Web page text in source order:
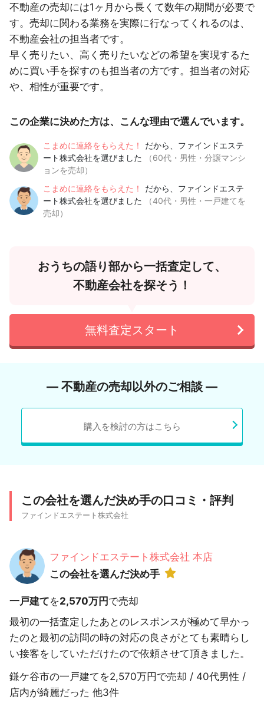
不動産の売却には1ヶ月から長くて数年の期間が必要で
す。売却に関わる業務を実際に行なってくれるのは、
不動産会社の担当者です。
早く売りたい、高く売りたいなどの希望を実現するた
めに買い手を探すのも担当者の方です。担当者の対応
や、相性が重要です。
この企業に決めた方は、こんな理由で選んでいます。
こまめに連絡をもらえた！
だから、ファインドエステ
ート株式会社を選びました
（60代・男性・分譲マンシ
ョンを売却）
こまめに連絡をもらえた！
だから、ファインドエステ
ート株式会社を選びました
（40代・男性・一戸建てを
売却）
おうちの語り部から一括査定して、
不動産会社を探そう！
無料査定スタート
― 不動産の売却以外のご相談 ―
購入を検討の方はこちら
この会社を選んだ決め手の口コミ・評判
ファインドエステート株式会社
ファインドエステート株式会社 本店
この会社を選んだ決め手
一戸建てを2,570万円で売却
最初の一括査定したあとのレスポンスが極めて早かっ
たのと最初の訪問の時の対応の良さがとても素晴らし
い接客をしていただけたので依頼させて頂きました。
鎌ケ谷市の一戸建てを2,570万円で売却 / 40代男性 /
店内が綺麗だった 他3件